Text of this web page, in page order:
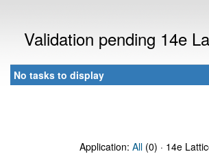
Validation pending 14e
No tasks to display
Application: All (0) · 14e